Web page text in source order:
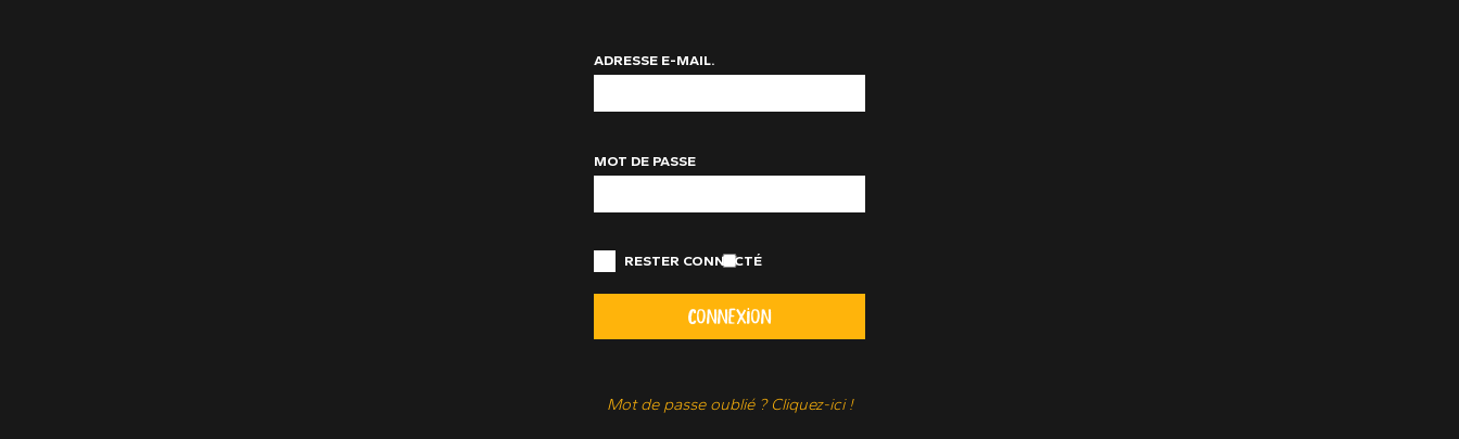
ADRESSE E-MAIL.
MOT DE PASSE
RESTER CONNECTÉ
CONNEXION
Mot de passe oublié ? Cliquez-ici !